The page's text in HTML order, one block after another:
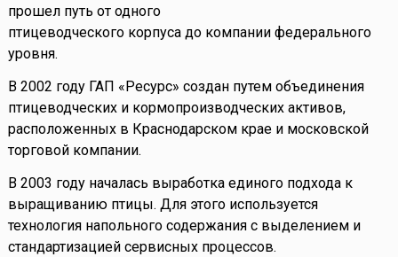
прошел путь от одного
птицеводческого корпуса до компании федерального
уровня.
В 2002 году ГАП «Ресурс» создан путем объединения
птицеводческих и кормопроизводческих активов,
расположенных в Краснодарском крае и московской
торговой компании.
В 2003 году началась выработка единого подхода к
выращиванию птицы. Для этого используется
технология напольного содержания с выделением и
стандартизацией сервисных процессов.